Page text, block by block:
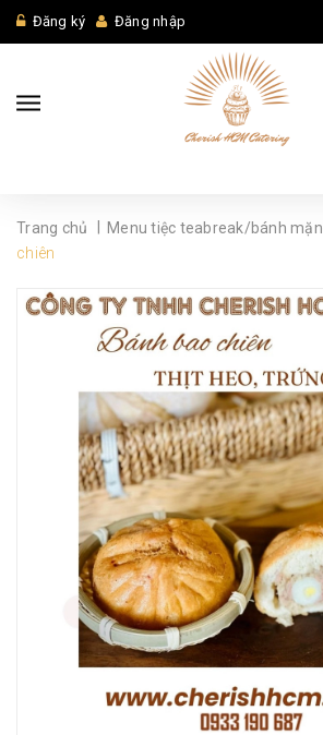
Đăng ký Đăng nhập
Trang chủ Menu tiệc teabreak/bánh mặn
chiên